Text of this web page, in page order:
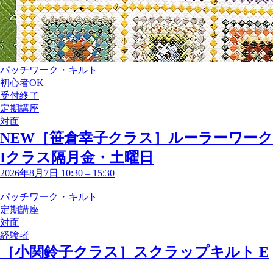
パッチワーク・キルト
初心者OK
受付終了
定期講座
対面
NEW［笹倉幸子クラス］ルーラーワーク
Iクラス隔月金・土曜日
2026年8月7日 10:30 – 15:30
パッチワーク・キルト
定期講座
対面
経験者
［小関鈴子クラス］スクラップキルト E